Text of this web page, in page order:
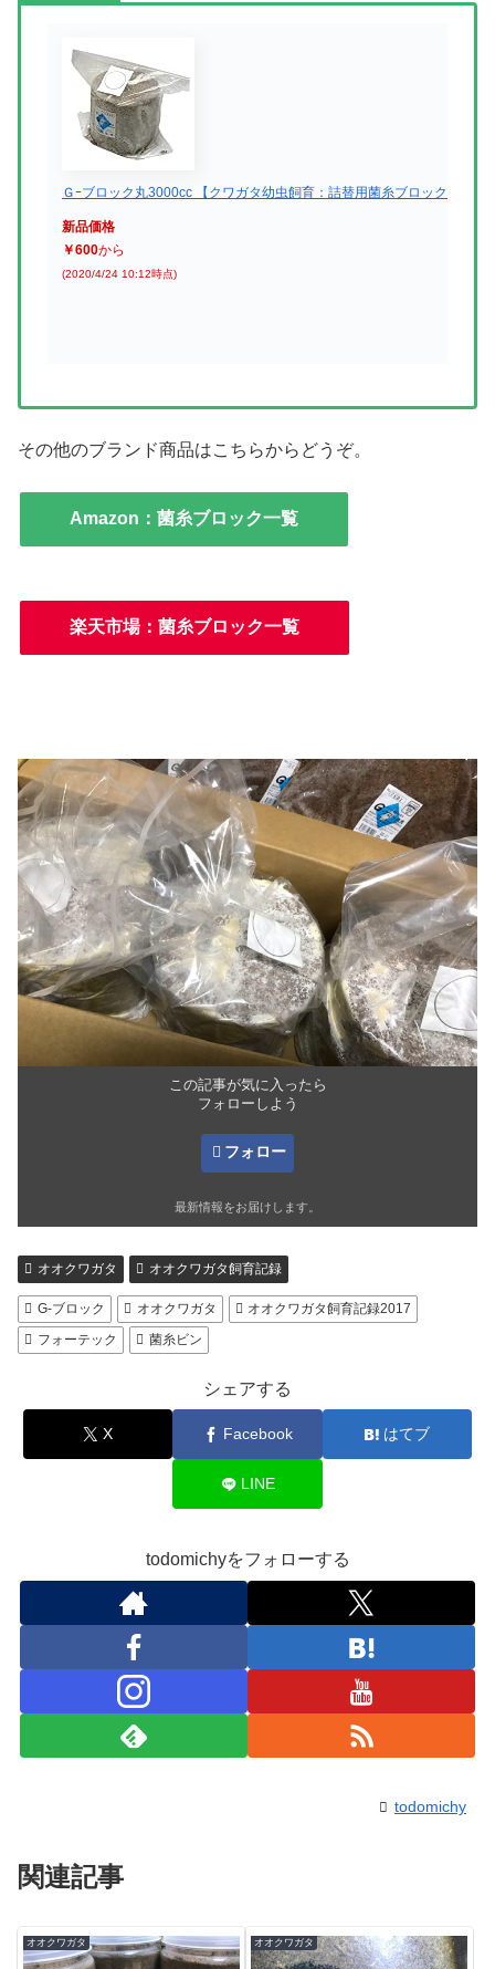
Ｇｰブロック丸3000cc 【クワガタ幼虫飼育：詰替用菌糸ブロック】
新品価格
￥600から
(2020/4/24 10:12時点)
その他のブランド商品はこちらからどうぞ。
Amazon：菌糸ブロック一覧
楽天市場：菌糸ブロック一覧
この記事が気に入ったら
フォローしよう
フォロー
最新情報をお届けします。
オオクワガタ オオクワガタ飼育記録
G-ブロック オオクワガタ
オオクワガタ飼育記録2017
フォーテック
菌糸ビン
シェアする
X Facebook はてブ
LINE
todomichyをフォローする
todomichy
関連記事
オオクワガタ オオクワガタ